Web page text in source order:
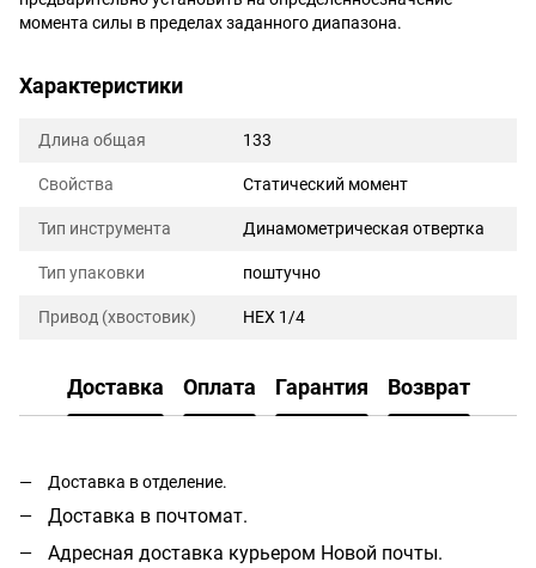
момента силы в пределах заданного диапазона.
Характеристики
Длина общая 133
Свойства Статический момент
Тип инструмента Динамометрическая отвертка
Тип упаковки поштучно
Привод (хвостовик) HEX 1/4
Доставка Оплата Гарантия Возврат
Доставка в отделение.
Доставка в почтомат.
Адресная доставка курьером Новой почты.